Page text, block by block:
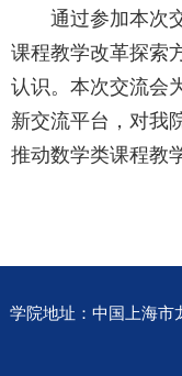
通过参加本次
课程教学改革探索
认识。本次交流会
新交流平台，对我
推动数学类课程教
学院地址：中国上海市